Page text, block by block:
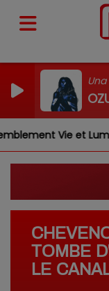
Vie et
TOMBE
LE